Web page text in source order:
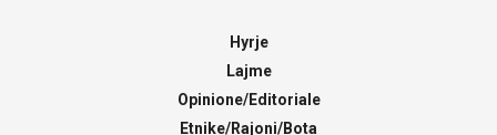
Hyrje
Lajme
Opinione/Editoriale
Etnike/Rajoni/Bota